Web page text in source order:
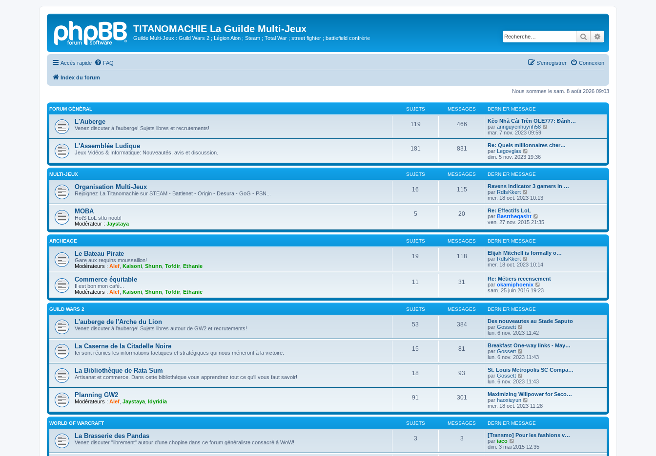
TITANOMACHIE La Guilde Multi-Jeux
Guilde Multi-Jeux : Guild Wars 2 ; Légion Aion ; Steam ; Total War ; street fighter ; battlefield confrérie Rechercher
Accès rapide FAQ Connexion
S’enregistrer
Index du forum
Nous sommes le sam. 8 août 2026 09:03
FORUM GÉNÉRAL SUJETS MESSAGES DERNIER MESSAGE
L'Auberge
Venez discuter à l'auberge! Sujets libres et recrutements!
119 466
Kèo Nhà Cái Trên OLE777: Đánh…
par annguyenhuynh58
i
r
e
n
i
g
e
mar. 7 nov. 2023 09:59
L'Assemblée Ludique
Jeux Vidéos & Informatique: Nouveautés, avis et discussion.
181 831
Re: Quels millionnaires citer…
par Legovglas
o
i
r
l
e
d
r
n
i
e
r
e
s
s
a
g
e
dim. 5 nov. 2023 19:36
MULTI-JEUX SUJETS MESSAGES DERNIER MESSAGE
Organisation Multi-Jeux
Rejoignez La Titanomachie sur STEAM - Battlenet - Origin - Desura - GoG - PSN...
16 115
Ravens indicator 3 gamers in …
par RdfsKkert
o
i
r
l
e
e
r
n
e
r
m
e
s
s
a
g
e
mer. 18 oct. 2023 10:13
MOBA
HotS LoL stfu noob!
Modérateur : Jaystaya
5 20
Re: Effectifs LoL
par Bastthegasht
o
r
d
e
r
n
i
e
r
m
e
s
a
g
ven. 27 nov. 2015 21:35
ARCHEAGE SUJETS MESSAGES DERNIER MESSAGE
Le Bateau Pirate
Gare aux requins moussaillon!
Modérateurs : Alef Kaisoni Shunn Tofdir, Ethanie
19 118
Elijah Mitchell is formally o…
par RdfsKkert
o
l
e
d
e
r
n
i
e
m
e
s
a
g
e
mer. 18 oct. 2023 10:14
Commerce équitable
Il est bon mon café...
Modérateurs : Alef Kaisoni Shunn Tofdir, Ethanie
11 31
Re: Métiers recensement
par okamiphoenix
o
r
d
e
i
e
e
s
g
e
sam. 25 juin 2016 19:23
GUILD WARS 2 SUJETS MESSAGES DERNIER MESSAGE
L'auberge de l'Arche du Lion
Venez discuter à l'auberge! Sujets libres autour de GW2 et recrutements!
53 384
Des nouveautes au Stade Saputo
par Gossett
o
i
r
e
r
n
i
r
m
e
s
a
e
lun. 6 nov. 2023 11:42
La Caserne de la Citadelle Noire
Ici sont réunies les informations tactiques et stratégiques qui nous méneront à la victoire.
15 81
Breakfast One-way links - May…
par Gossett
o
i
r
e
e
r
n
i
e
r
m
s
s
a
lun. 6 nov. 2023 11:43
La Bibliothèque de Rata Sum
Artisanat et commerce. Dans cette bibliothèque vous apprendrez tout ce qu'il vous faut savoir!
18 93
St. Louis Metropolis SC Compa…
par Gossett
o
i
r
l
e
e
r
n
i
r
lun. 6 nov. 2023 11:43
Planning GW2
Modérateurs : Alef Jaystaya Idyridia
91 301
Maximizing Willpower for Seco…
par haoxiuyun
o
i
r
l
e
d
r
n
mer. 18 oct. 2023 11:28
WORLD OF WARCRAFT SUJETS MESSAGES DERNIER MESSAGE
La Brasserie des Pandas
Venez discuter "librement" autour d'une chopine dans ce forum généraliste consacré à WoW!
3 3
[Transmo] Pour les fashions v…
par iaco
o
i
dim. 3 mai 2015 12:35